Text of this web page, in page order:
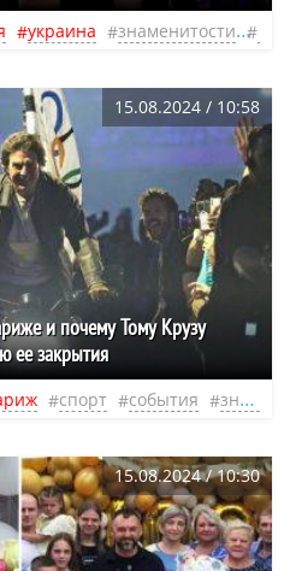
украина знаменитости
15.08.2024 / 10:58
и почему Тому Крузу
ее закрытия
спорт события знаменитости
15.08.2024 / 10:30